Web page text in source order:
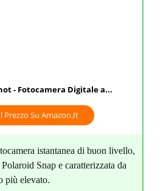
- Fotocamera Digitale a...
Prezzo Su Amazon.it
istantanea di buon livello,
Snap e caratterizzata da
più elevato.